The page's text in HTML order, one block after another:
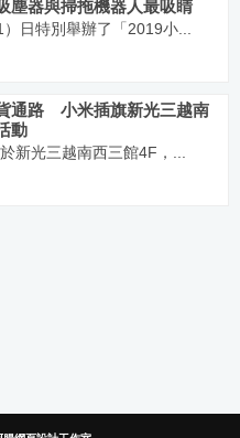
器與掃拖機器人最吸睛
日特別舉辦了「2019小...
通路 小米插旗新光三越南
動
新光三越南西三館4F，...